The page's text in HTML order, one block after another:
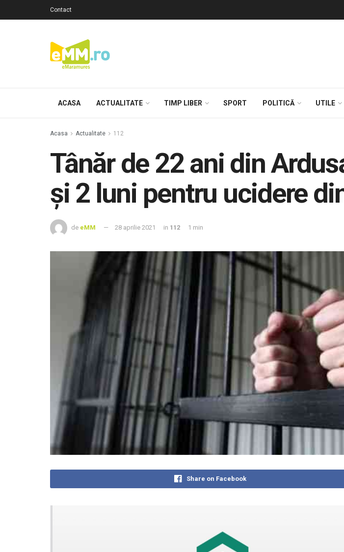
Contact
ACASA ACTUALITATE TIMP LIBER SPORT POLITICĂ UTILE
Acasa Actualitate 112
Tânăr de 22 ani din
și 2 luni pentru ucidere
de eMM 28 aprilie 2021 in 112 1 min
Share on Facebook